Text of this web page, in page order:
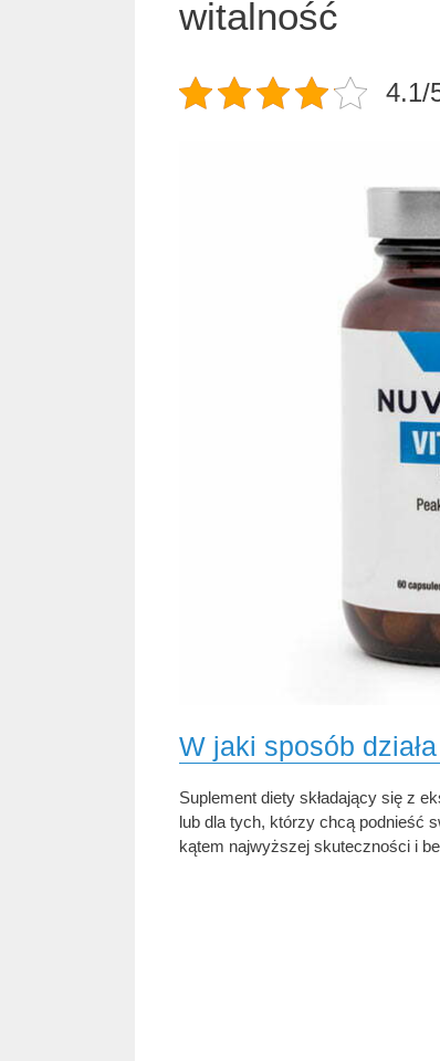
witalność
4.1/
W jaki sposób
Suplement diety składający się z
lub dla tych, którzy chcą podnieść
kątem najwyższej skuteczności i